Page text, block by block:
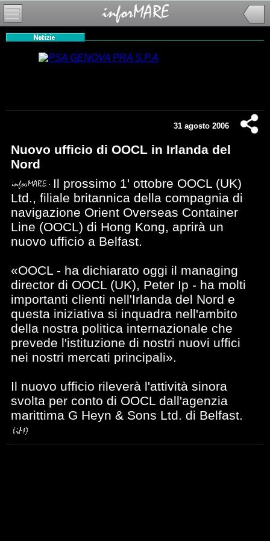
31 agosto 2006
Nuovo ufficio di OOCL in Irlanda del
Nord
Il prossimo 1' ottobre OOCL (UK)
Ltd., filiale britannica della compagnia di
navigazione Orient Overseas Container
Line (OOCL) di Hong Kong, aprirà un
nuovo ufficio a Belfast.
«OOCL - ha dichiarato oggi il managing
director di OOCL (UK), Peter Ip - ha molti
importanti clienti nell'Irlanda del Nord e
questa iniziativa si inquadra nell'ambito
della nostra politica internazionale che
prevede l'istituzione di nostri nuovi uffici
nei nostri mercati principali».
Il nuovo ufficio rileverà l'attività sinora
svolta per conto di OOCL dall'agenzia
marittima G Heyn & Sons Ltd. di Belfast.